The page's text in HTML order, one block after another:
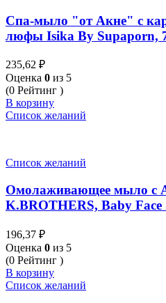
Спа-мыло "от Акне" с
люфы Isika By Supaporn,
235,62 ₽
Оценка 0 из 5
(0 Рейтинг )
В корзину
Список желаний
Список желаний
Омолаживающее мыло с
K.BROTHERS, Baby
196,37 ₽
Оценка 0 из 5
(0 Рейтинг )
В корзину
Список желаний